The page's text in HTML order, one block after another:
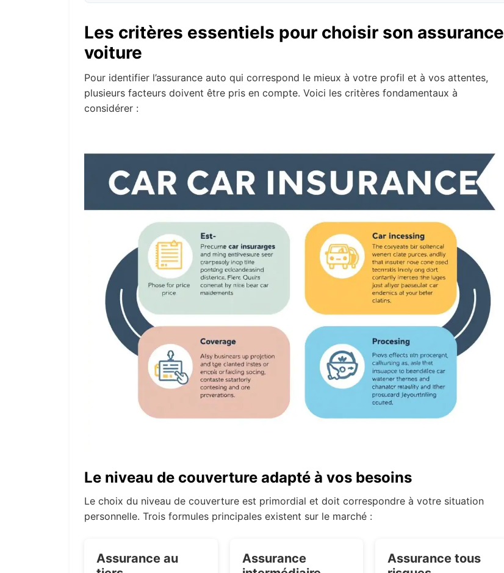
Les critères essentiels pour choisir son assurance
voiture
Pour identifier l’assurance auto qui correspond le mieux à votre profil et à vos attentes,
plusieurs facteurs doivent être pris en compte. Voici les critères fondamentaux à
considérer :
Le niveau de couverture adapté à vos besoins
Le choix du niveau de couverture est primordial et doit correspondre à votre situation
personnelle. Trois formules principales existent sur le marché :
Assurance au
Assurance
Assurance tous